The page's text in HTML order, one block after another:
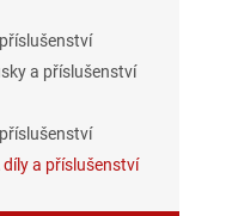
a příslušenství
díly a příslušenství